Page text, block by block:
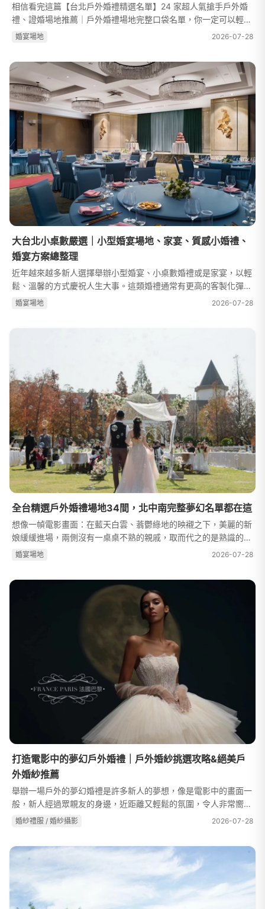
相信看完這篇【台北戶外婚禮精選名單】24 家超人氣搶手戶外婚
禮、證婚場地推薦｜戶外婚禮場地完整口袋名單，你一定可以輕鬆
的找出自己喜歡的戶外婚禮場地，一圓國外莊園戶外婚禮的夢唷！
婚宴場地 2026-07-28
大台北小桌數嚴選｜小型婚宴場地、家宴、質感小婚禮、
婚宴方案總整理
近年越來越多新人選擇舉辦小型婚宴、小桌數婚禮或是家宴，以輕
鬆、溫馨的方式慶祝人生大事。這類婚禮通常有更高的客製化彈
性，能夠依照新人需求調整餐點、場地和佈置，並且避免了大規模
婚宴場地 2026-07-28
全台精選戶外婚禮場地34間，北中南完整夢幻名單都在這
想像一幀電影畫面：在藍天白雲、蓊鬱綠地的映襯之下，美麗的新
娘緩緩進場，兩側沒有一桌桌不熟的親戚，取而代之的是熟識的親
友充滿真誠祝福的圍繞，婚禮典禮結束後，還有放飛氣球、問答遊
婚宴場地 2026-07-28
打造電影中的夢幻戶外婚禮｜戶外婚紗挑選攻略&絕美戶
外婚紗推薦
舉辦一場戶外的夢幻婚禮是許多新人的夢想，像是電影中的畫面一
般，新人經過眾親友的身邊，近距離又輕鬆的氛圍，令人非常嚮
往。搭配戶外場景的佈置、自然的環境，也同時擁有派對的特色，
婚紗禮服 / 婚紗攝影 2026-07-28